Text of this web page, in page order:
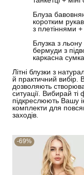
Блуза
коротким
з плетіннями
Блузка з
бермуди з
каркасна
Літні блузки з
й практичний вибір.
дозволяють
ситуації. Вибирай
підкреслюють Вашу
комплекти для
заходів.
-69%